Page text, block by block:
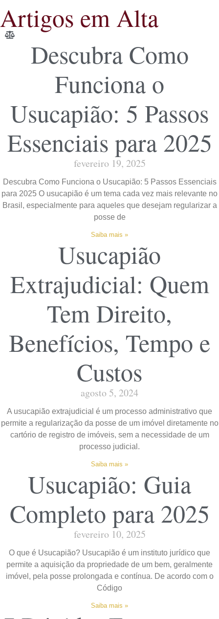
Artigos em Alta
Descubra Como
Funciona o
Usucapião: 5 Passos
Essenciais para 2025
fevereiro 19, 2025
Descubra Como Funciona o Usucapião: 5 Passos Essenciais
para 2025 O usucapião é um tema cada vez mais relevante no
Brasil, especialmente para aqueles que desejam regularizar a
posse de
Saiba mais »
Usucapião
Extrajudicial: Quem
Tem Direito,
Benefícios, Tempo e
Custos
agosto 5, 2024
A usucapião extrajudicial é um processo administrativo que
permite a regularização da posse de um imóvel diretamente no
cartório de registro de imóveis, sem a necessidade de um
processo judicial.
Saiba mais »
Usucapião: Guia
Completo para 2025
fevereiro 10, 2025
O que é Usucapião? Usucapião é um instituto jurídico que
permite a aquisição da propriedade de um bem, geralmente
imóvel, pela posse prolongada e contínua. De acordo com o
Código
Saiba mais »